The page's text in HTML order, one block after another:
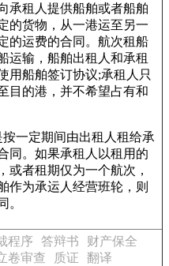
承租人提供船舶或者船舶
的货物，从一港运至另一
的运费的合同。航次租船
运输，船舶出租人和承租
用船舶签订协议;承租人只
目的港，并不希望占有和
一定期间由出租人租给承
同。如果承租人以租用的
或者租期仅为一个航次，
作为承运人经营班轮，则
。
程序 答辩书
财产保全
卷审查 质证
翻译